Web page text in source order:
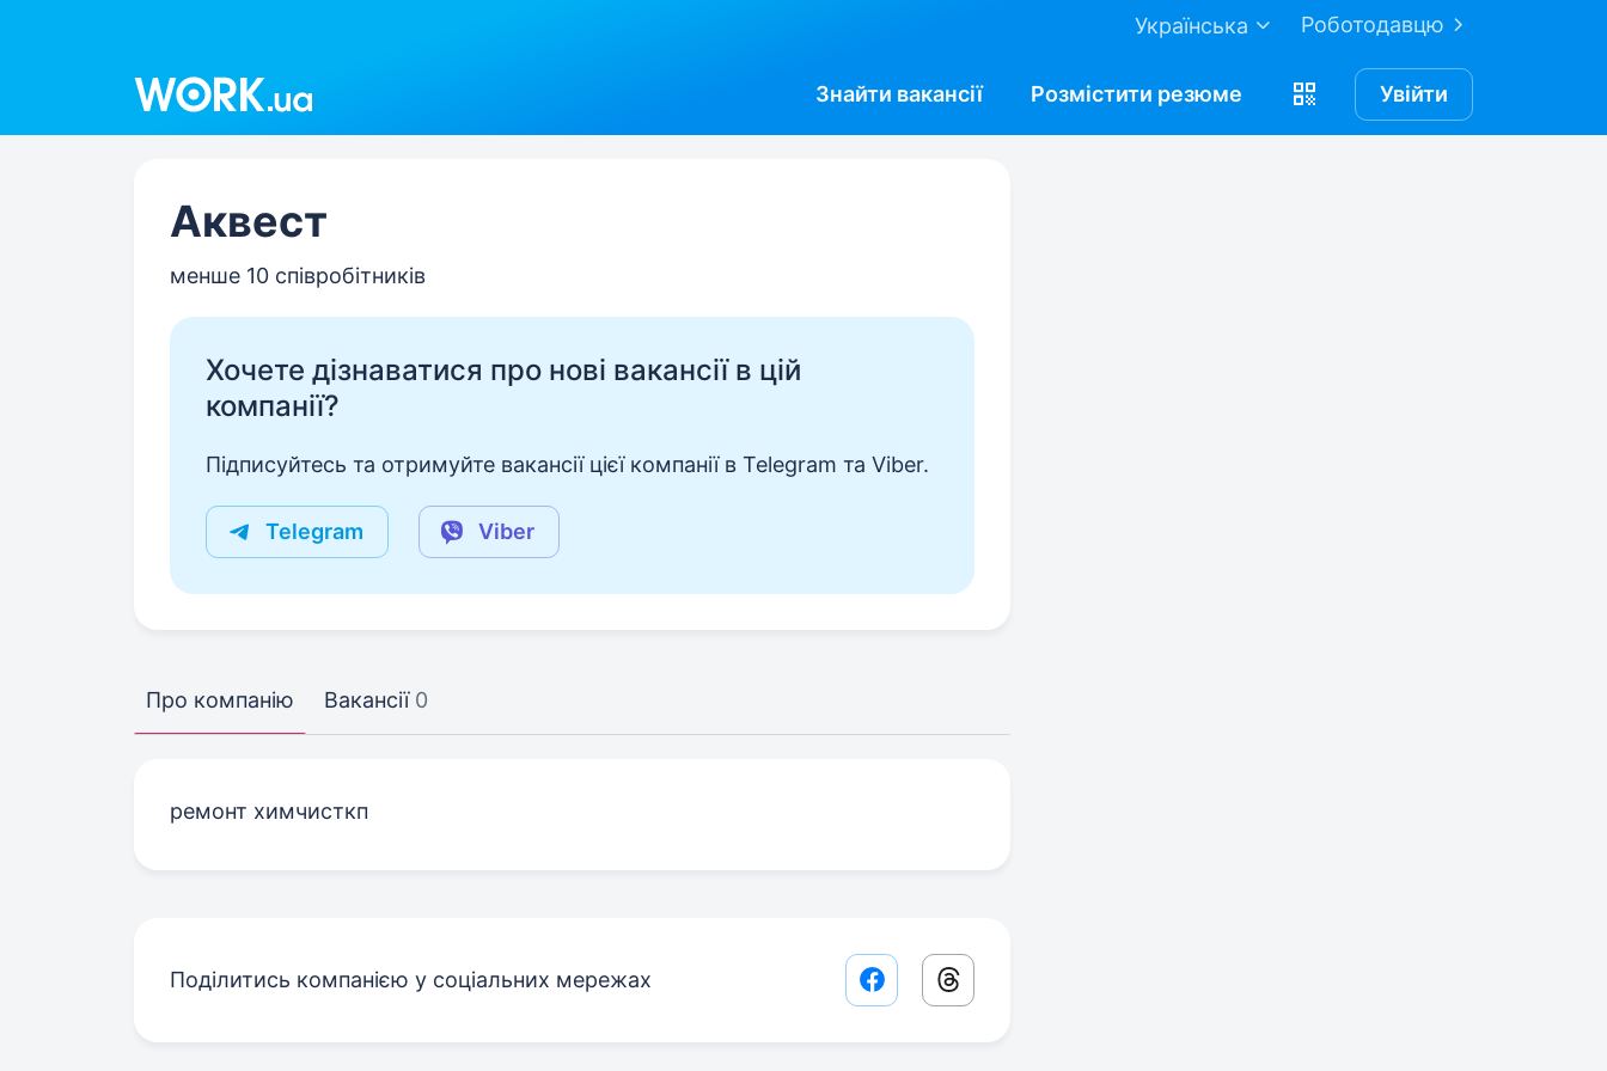
Роботодавцю
Українська
Знайти вакансії Розмістити резюме Увійти
Аквест
менше 10 співробітників
Хочете дізнаватися про нові вакансії в цій
компанії?
Підписуйтесь та отримуйте вакансії цієї компанії в Telegram та Viber.
Telegram Viber
Про компанію Вакансії 0
ремонт химчисткп
Поділитись компанією у соціальних мережах Facebook share link
Threads share link